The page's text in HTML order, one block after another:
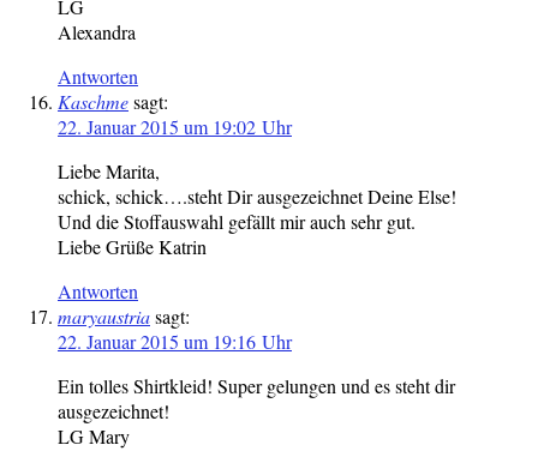
LG
Alexandra
Antworten
Kaschmesagt:
22. Januar 2015 um 19:02 Uhr
Liebe Marita,
schick, schick….steht Dir ausgezeichnet Deine Else!
Und die Stoffauswahl gefällt mir auch sehr gut.
Liebe Grüße Katrin
Antworten
maryaustriasagt:
22. Januar 2015 um 19:16 Uhr
Ein tolles Shirtkleid! Super gelungen und es steht dir
ausgezeichnet!
LG Mary